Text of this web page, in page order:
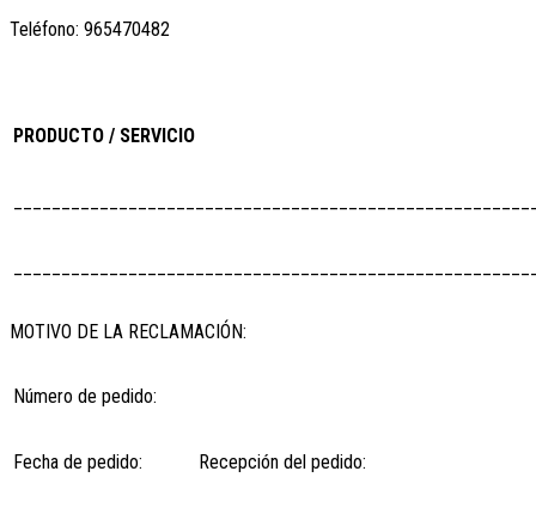
Teléfono: 965470482
PRODUCTO / SERVICIO
MOTIVO DE LA RECLAMACIÓN:
Número de pedido:
Fecha de pedido: Recepción del pedido: